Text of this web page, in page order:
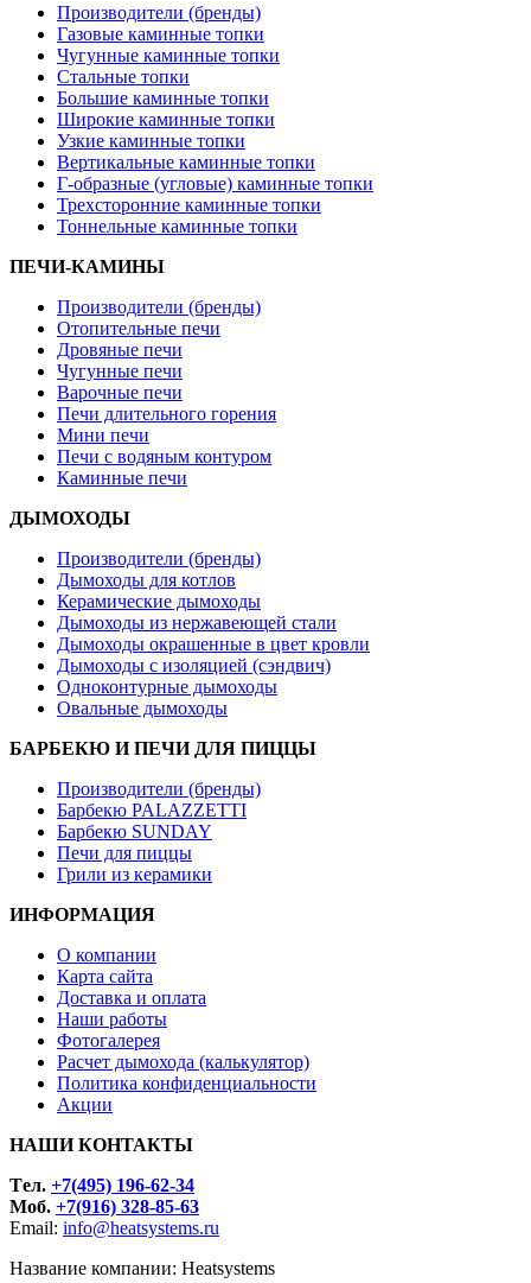
Производители (бренды)
Газовые каминные топки
Чугунные каминные топки
Стальные топки
Большие каминные топки
Широкие каминные топки
Узкие каминные топки
Вертикальные каминные топки
Г-образные (угловые) каминные топки
Трехсторонние каминные топки
Тоннельные каминные топки
ПЕЧИ-КАМИНЫ
Производители (бренды)
Отопительные печи
Дровяные печи
Чугунные печи
Варочные печи
Печи длительного горения
Мини печи
Печи с водяным контуром
Каминные печи
ДЫМОХОДЫ
Производители (бренды)
Дымоходы для котлов
Керамические дымоходы
Дымоходы из нержавеющей стали
Дымоходы окрашенные в цвет кровли
Дымоходы с изоляцией (сэндвич)
Одноконтурные дымоходы
Овальные дымоходы
БАРБЕКЮ И ПЕЧИ ДЛЯ ПИЦЦЫ
Производители (бренды)
Барбекю PALAZZETTI
Барбекю SUNDAY
Печи для пиццы
Грили из керамики
ИНФОРМАЦИЯ
О компании
Карта сайта
Доставка и оплата
Наши работы
Фотогалерея
Расчет дымохода (калькулятор)
Политика конфиденциальности
Акции
НАШИ КОНТАКТЫ
Tел. +7(495) 196-62-34
Моб. +7(916) 328-85-63
Email: info@heatsystems.ru
Название компании: Heatsystems